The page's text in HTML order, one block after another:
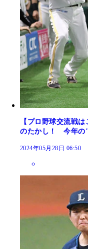
【プロ野球交流戦
のたかし！ 今年の
2024年05月28日 06:50